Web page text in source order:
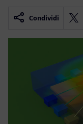
Condividi